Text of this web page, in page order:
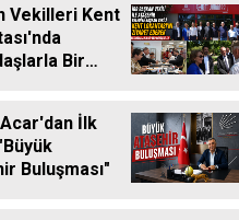
Vekilleri Kent
Bir
İlk
Buluşması"